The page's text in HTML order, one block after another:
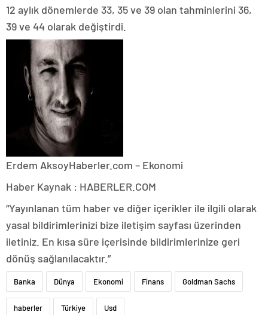
12 aylık dönemlerde 33, 35 ve 39 olan tahminlerini 36,
39 ve 44 olarak değiştirdi.
Erdem AksoyHaberler.com – Ekonomi
Haber Kaynak : HABERLER.COM
“Yayınlanan tüm haber ve diğer içerikler ile ilgili olarak
yasal bildirimlerinizi bize iletişim sayfası üzerinden
iletiniz. En kısa süre içerisinde bildirimlerinize geri
dönüş sağlanılacaktır.”
Banka Dünya Ekonomi Finans Goldman Sachs
haberler Türkiye Usd